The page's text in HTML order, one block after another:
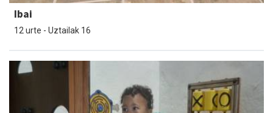
Ibai
12 urte - Uztailak 16